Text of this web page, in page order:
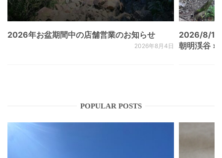
2026年お盆期間中の店舗営業のお知らせ
2026年8月4日
2026/8/
朝明渓谷 ×
POPULAR POSTS